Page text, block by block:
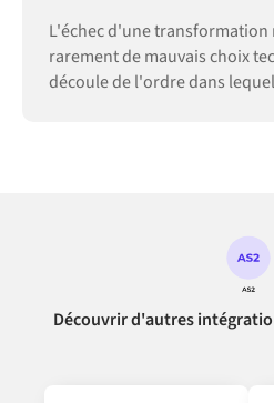
L'échec d'une
rarement de mauvais choix
découle de l'ordre dans
Découvrir d'autres